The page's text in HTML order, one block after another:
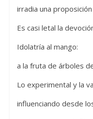
irradia una
Es casi letal la
Idolatría al mango:
a la fruta de árboles
Lo experimental y la
influenciando desde